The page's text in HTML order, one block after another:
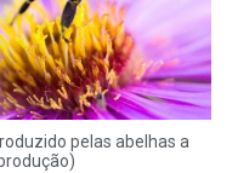
pelas abelhas a